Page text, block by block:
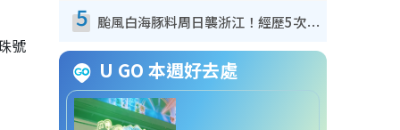
號
5 颱風白海豚料周日襲浙江！經歷5次「眼牆置換」極罕見 成登陸內地最長途颱風
U GO 本週好去處